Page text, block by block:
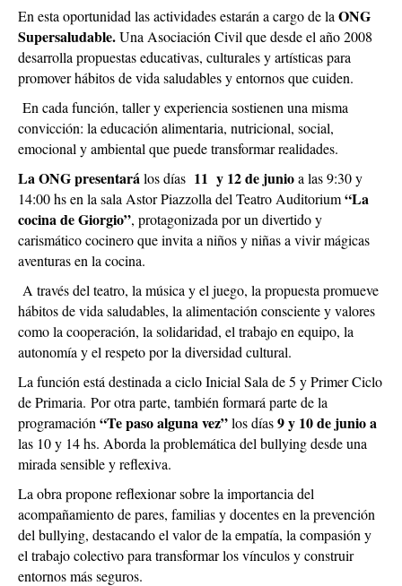
En esta oportunidad las actividades estarán a cargo de la ONG
Supersaludable.Una Asociación Civil que desde el año 2008
desarrolla propuestas educativas, culturales y artísticas para
promover hábitos de vida saludables y entornos que cuiden.
En cada función, taller y experiencia sostienen una misma
convicción: la educación alimentaria, nutricional, social,
emocional y ambiental que puede transformar realidades.
La ONG presentarálos días 11 y 12 de junioa las 9:30 y
14:00 hs en la sala Astor Piazzolla del Teatro Auditorium“La
cocina de Giorgio”, protagonizada por un divertido y
carismático cocinero que invita a niños y niñas a vivir mágicas
aventuras en la cocina.
A través del teatro, la música y el juego, la propuesta promueve
hábitos de vida saludables, la alimentación consciente y valores
como la cooperación, la solidaridad, el trabajo en equipo, la
autonomía y el respeto por la diversidad cultural.
La función está destinada a ciclo Inicial Sala de 5 y Primer Ciclo
de Primaria. Por otra parte, también formará parte de la
programación “Te paso alguna vez”los días9 y 10 de junio a
las 10 y 14 hs. Aborda la problemática del bullying desde una
mirada sensible y reflexiva.
La obra propone reflexionar sobre la importancia del
acompañamiento de pares, familias y docentes en la prevención
del bullying, destacando el valor de la empatía, la compasión y
el trabajo colectivo para transformar los vínculos y construir
entornos más seguros.